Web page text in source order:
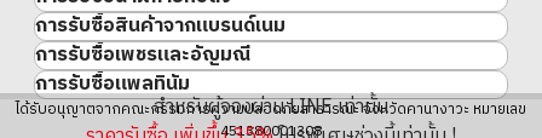
สำหรับผู้จองผ่าน LINE เท่านั้น
ทองคำแท่ง
เหรียญทองคำ/เหรียญเงิน
ประวัติราคาทองคำ 10 ปี
ทองรูปพรรณ
นาฬิกาแบรนด์เนม
Rolex
Patek Philippe
Audemars Piguet
การรับซื้อสินค้าจากแบรนด์เนม
สินค้าแบรนด์เนม
Cartier
LOUIS VUITTON
การรับซื้อเพชรและอัญมณี
อัญมณี
เพชร
การรับซื้อแพลทินัม
แพลทินัม
ได้รับอนุญาตจากคณะกรรมการความปลอดภัยสาธารณะ จังหวัดคานางาวะ หมายเลข
451380001308